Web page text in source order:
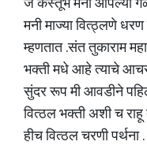
मनी माज्या वित्ठ्लणे
म्हणतात .संत तुकाराम
भक्ती मधे आहे त्याचे
सुंदर रूप मी आवडीने
वित्ठल भक्ती अशी च
हीच वित्ठल चरणी पर्थना .